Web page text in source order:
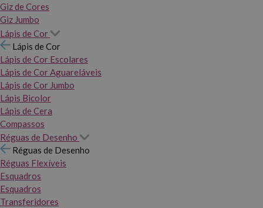
Giz de Cores
Giz Jumbo
Lápis de Cor
Lápis de Cor
Lápis de Cor Escolares
Lápis de Cor Aguareláveis
Lápis de Cor Jumbo
Lápis Bicolor
Lápis de Cera
Compassos
Réguas de Desenho
Réguas de Desenho
Réguas Flexíveis
Esquadros
Esquadros
Transferidores